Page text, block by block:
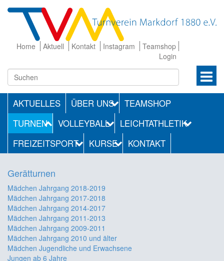
Home Aktuell Kontakt Instagram
Teamshop
Login
AKTUELLES ÜBER UNS
TEAMSHOP
TURNEN
VOLLEYBALL
LEICHTATHLETIK
FREIZEITSPORT
KURSE KONTAKT
Gerätturnen
Mädchen Jahrgang 2018-2019
Mädchen Jahrgang 2017-2018
Mädchen Jahrgang 2014-2017
Mädchen Jahrgang 2011-2013
Mädchen Jahrgang 2009-2011
Mädchen Jahrgang 2010 und älter
Mädchen Jugendliche und Erwachsene
Jungen ab 6 Jahre